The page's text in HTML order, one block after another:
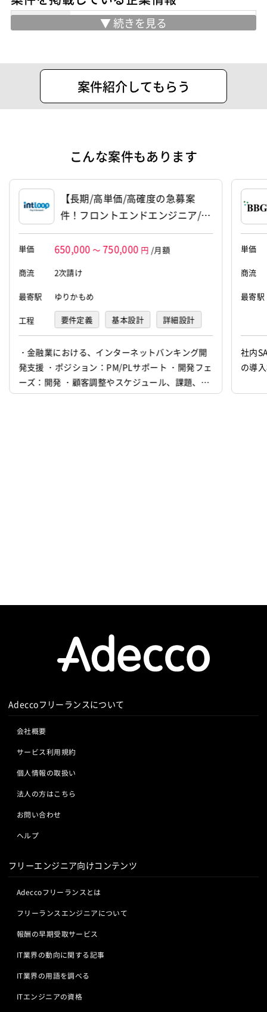
■技術者支援サービス(SES)
渋谷区代々木1-30-14天翔オフィス代々
朝田 健
案件紹介してもらう
こんな案件もあります
【長期/高単価/高確度の急募案
件！フロントエンドエンジニア/P
M(JavaScriptまたはHTML)】イン
ターネットバンキング開発支援/金
単価 650,000 ～ 750,000 円 /月額
商流
2次請け
最寄駅 ゆりかもめ
工程 要件定義 基本設計 詳細設計
・金融業における、インターネットバンキング開
発支援 ・ポジション：PM/PLサポート ・開発フェ
ーズ：開発 ・顧客調整やスケジュール、課題、変
更管理などの管理業務 ・その他、開発サポート
単価
商流
最寄駅
社内
の導
Adeccoフリーランスについて
会社概要
サービス利用規約
個人情報の取扱い
法人の方はこちら
お問い合わせ
ヘルプ
フリーエンジニア向けコンテンツ
Adeccoフリーランスとは
フリーランスエンジニアについて
報酬の早期受取サービス
IT業界の動向に関する記事
IT業界の用語を調べる
ITエンジニアの資格